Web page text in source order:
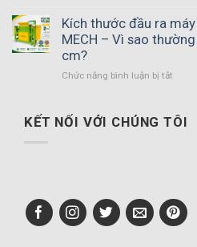
2
hơn
đúng
trước
Kích thước đầu ra máy
MECH – Vì sao
cm?
Chức năng bình luận bị tắt
đầu
GREEN
MECH
KẾT NỐI VỚI CHÚNG TÔI